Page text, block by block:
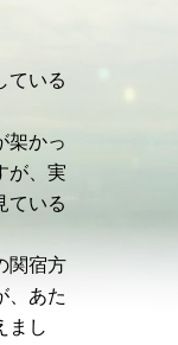
ている
架かっ
が、実
ている
関宿方
、あた
まし